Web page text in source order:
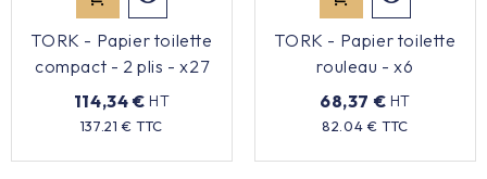
PROMOTION
Les nouveaux produits
TORK - Papier toilette
compact - 2 plis - x27
114,34 € HT
137.21 € TTC
Prix
TORK - Papier toilette
rouleau - x6
68,37 € HT
82.04 € TTC
Prix